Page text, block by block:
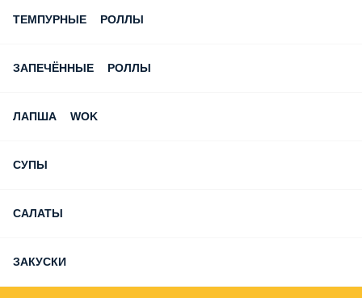
ТЕМПУРНЫЕ РОЛЛЫ
ЗАПЕЧЁННЫЕ РОЛЛЫ
ЛАПША WOK
СУПЫ
САЛАТЫ
ЗАКУСКИ